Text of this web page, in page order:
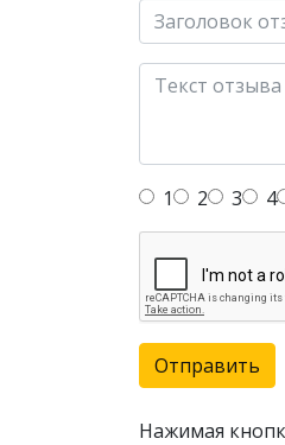
1 2 3 4
Отправить
Нажимая